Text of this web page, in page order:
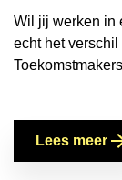
Wil jij werken in
echt het
Lees meer